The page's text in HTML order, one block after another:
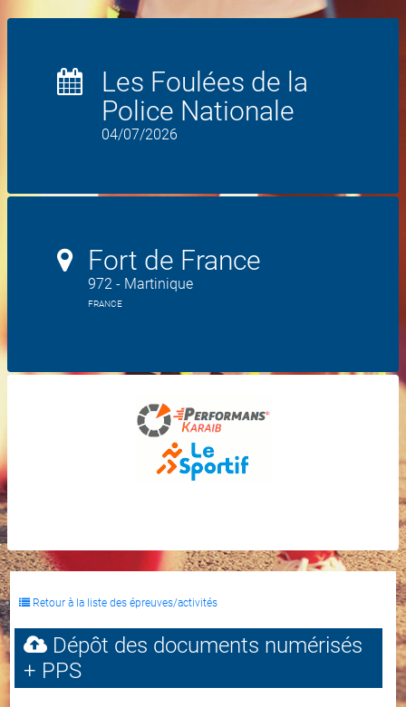
Les Foulées de la
Police Nationale
04/07/2026
Fort de France
972 - Martinique
FRANCE
Retour à la liste des épreuves/activités
Dépôt des documents numérisés
+ PPS